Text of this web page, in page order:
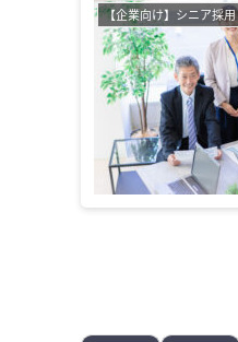
【企業向け】シニア採用